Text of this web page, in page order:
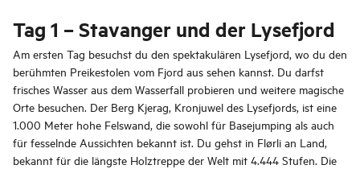
Tag 1 – Stavanger und der Lysefjord
Am ersten Tag besuchst du den spektakulären Lysefjord, wo du den
berühmten Preikestolen vom Fjord aus sehen kannst. Du darfst
frisches Wasser aus dem Wasserfall probieren und weitere magische
Orte besuchen. Der Berg Kjerag, Kronjuwel des Lysefjords, ist eine
1.000 Meter hohe Felswand, die sowohl für Basejumping als auch
für fesselnde Aussichten bekannt ist. Du gehst in Flørli an Land,
bekannt für die längste Holztreppe der Welt mit 4.444 Stufen. Die